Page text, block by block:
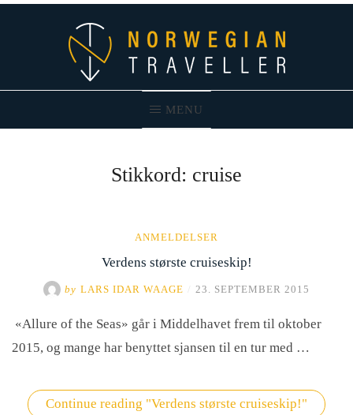
MENU
Norwegian Traveller – Reiseblogg
Stikkord: cruise
ANMELDELSER
Verdens største cruiseskip!
by LARS IDAR WAAGE 23. SEPTEMBER 2015
«Allure of the Seas» går i Middelhavet frem til oktober
2015, og mange har benyttet sjansen til en tur med …
Continue reading "Verdens største cruiseskip!"